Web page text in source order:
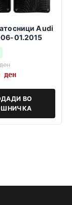
Audi
01.2015
ден
ден
ВО